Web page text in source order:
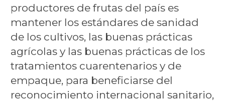
productores de frutas del país es
mantener los estándares de sanidad
de los cultivos, las buenas prácticas
agrícolas y las buenas prácticas de los
tratamientos cuarentenarios y de
empaque, para beneficiarse del
reconocimiento internacional sanitario,